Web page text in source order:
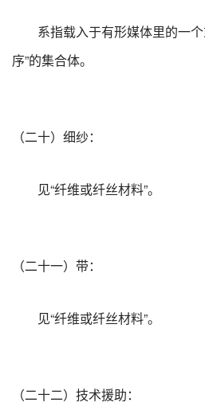
系指载入于有形媒体里的一个
序”的集合体。
（二十）细纱：
见“纤维或纤丝材料”。
（二十一）带：
见“纤维或纤丝材料”。
（二十二）技术援助：